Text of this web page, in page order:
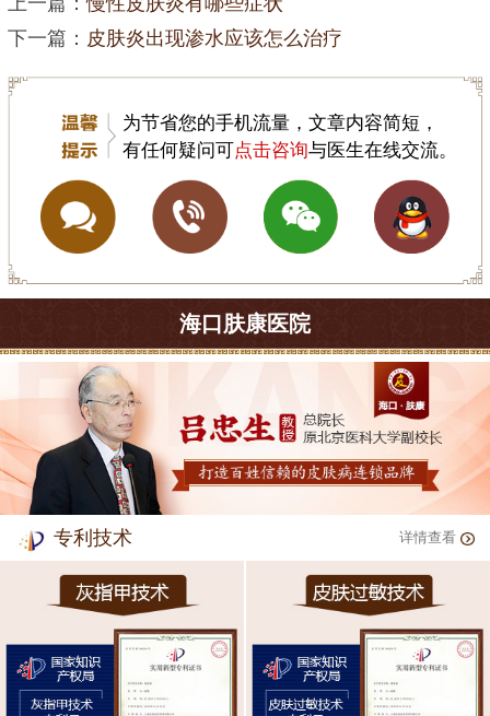
下一篇： 皮肤炎出现渗水应该怎么治疗
为节省您的手机流量，文章内容简短，
有任何疑问可点击咨询与医生在线交流。
海口肤康医院
专利技术 详情查看